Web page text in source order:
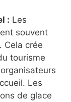
: Les
souvent
Cela crée
tourisme
Les
de glace